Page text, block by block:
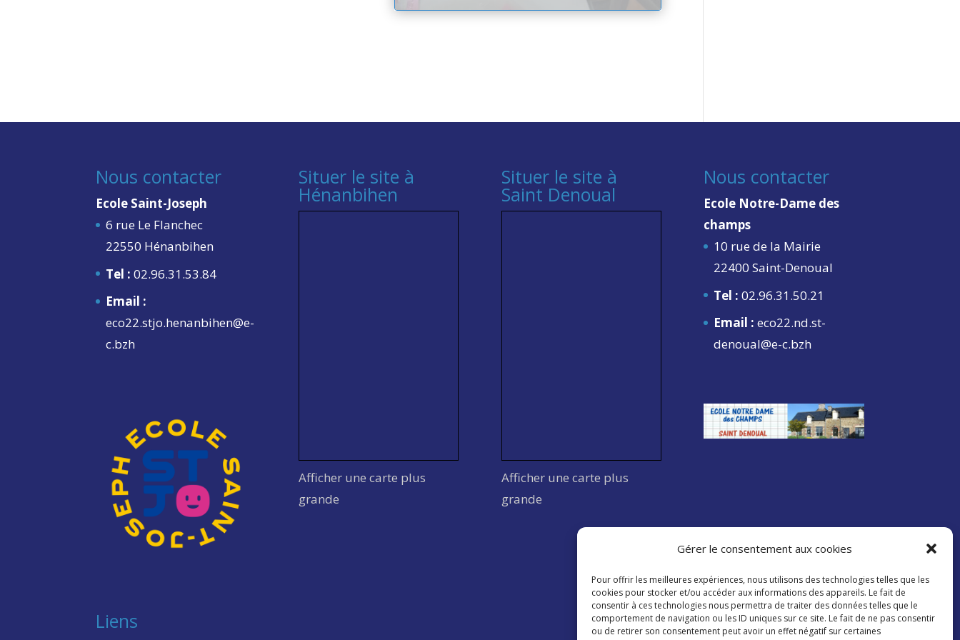
Gérer le consentement aux cookies
Pour offrir les meilleures expériences, nous utilisons des technologies telles que les
cookies pour stocker et/ou accéder aux informations des appareils. Le fait de
consentir à ces technologies nous permettra de traiter des données telles que le
comportement de navigation ou les ID uniques sur ce site. Le fait de ne pas consentir
ou de retirer son consentement peut avoir un effet négatif sur certaines
Nous contacter
Ecole Saint-Joseph
6 rue Le Flanchec
22550 Hénanbihen
Tel : 02.96.31.53.84
Email :
eco22.stjo.henanbihen@e-
c.bzh
Liens
Situer le site à
Hénanbihen
Afficher une carte plus
grande
Situer le site à
Saint Denoual
Afficher une carte plus
grande
Nous contacter
Ecole Notre-Dame des
champs
10 rue de la Mairie
22400 Saint-Denoual
Tel : 02.96.31.50.21
Email : eco22.nd.st-
denoual@e-c.bzh